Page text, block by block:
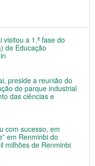
a 1.ª fase do
de Educação
preside a reunião do
do parque industrial
das ciências e
com sucesso, em
em Renminbi do
milhões de Renminbi